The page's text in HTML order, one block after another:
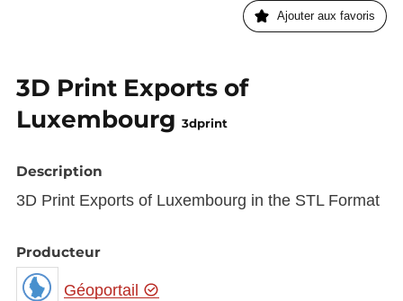
Ajouter aux favoris
3D Print Exports of
Luxembourg 3dprint
Description
3D Print Exports of Luxembourg in the STL Format
Producteur
Géoportail